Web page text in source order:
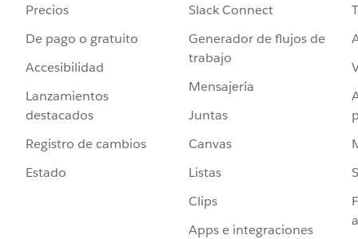
Precios
De pago o gratuito
Accesibilidad
Lanzamientos
destacados
Registro de cambios
Estado
Slack Connect
Generador de flujos de
trabajo
Mensajería
Juntas
Canvas
Listas
Clips
Apps e integraciones